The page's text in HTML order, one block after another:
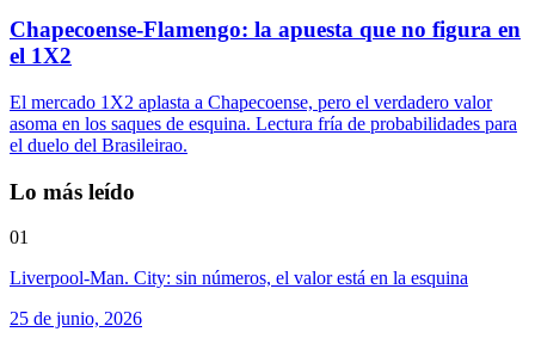
Chapecoense-Flamengo: la apuesta que no figura en
el 1X2
El mercado 1X2 aplasta a Chapecoense, pero el verdadero valor
asoma en los saques de esquina. Lectura fría de probabilidades para
el duelo del Brasileirao.
Lo más leído
01
Liverpool-Man. City: sin números, el valor está en la esquina
25 de junio, 2026